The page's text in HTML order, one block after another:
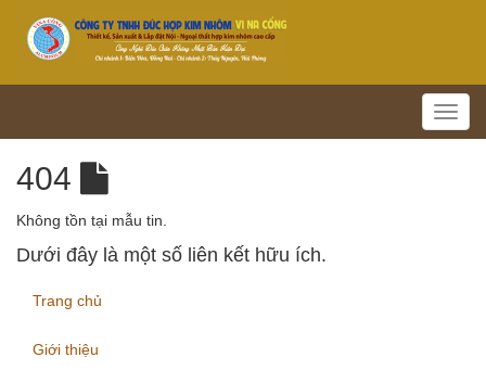
404
Không tồn tại mẫu tin.
Dưới đây là một số liên kết hữu ích.
Trang chủ
Giới thiệu